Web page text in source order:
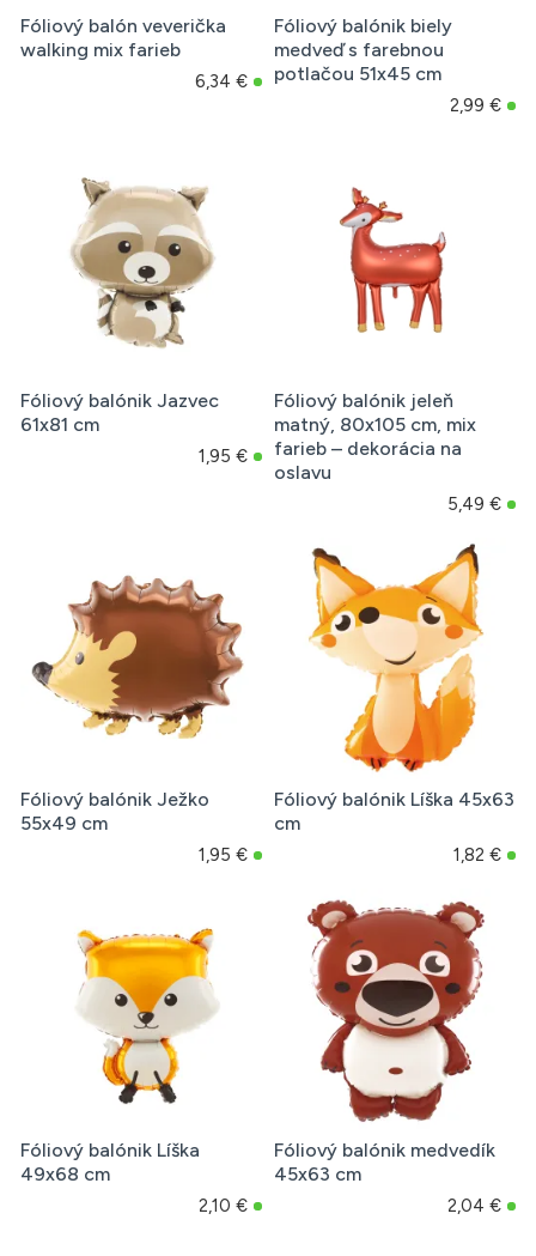
Fóliový balón veverička
walking mix farieb
6,34 €
Fóliový balónik biely
medveď s farebnou
potlačou 51x45 cm
2,99 €
Fóliový balónik Jazvec
61x81 cm
1,95 €
Fóliový balónik jeleň
matný, 80x105 cm, mix
farieb – dekorácia na
oslavu
5,49 €
Fóliový balónik Ježko
55x49 cm
1,95 €
Fóliový balónik Líška 45x63
cm
1,82 €
Fóliový balónik Líška
49x68 cm
2,10 €
Fóliový balónik medvedík
45x63 cm
2,04 €